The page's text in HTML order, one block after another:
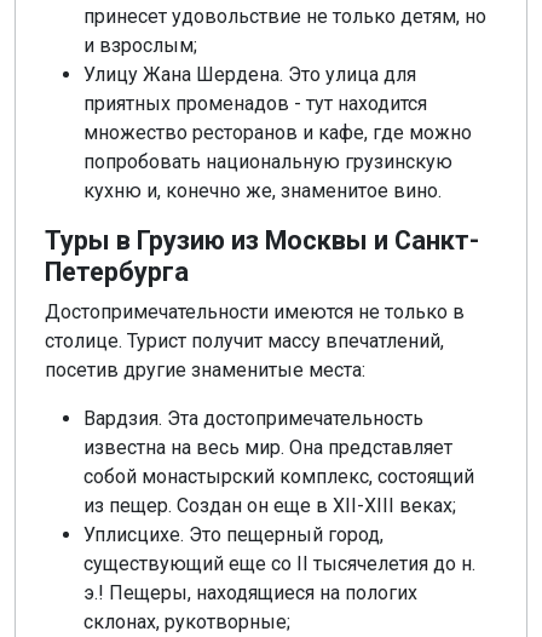
принесет удовольствие не только детям, но
и взрослым;
Улицу Жана Шердена. Это улица для
приятных променадов - тут находится
множество ресторанов и кафе, где можно
попробовать национальную грузинскую
кухню и, конечно же, знаменитое вино.
Туры в Грузию из Москвы и Санкт-
Петербурга
Достопримечательности имеются не только в
столице. Турист получит массу впечатлений,
посетив другие знаменитые места:
Вардзия. Эта достопримечательность
известна на весь мир. Она представляет
собой монастырский комплекс, состоящий
из пещер. Создан он еще в XII-XIII веках;
Уплисцихе. Это пещерный город,
существующий еще со II тысячелетия до н.
э.! Пещеры, находящиеся на пологих
склонах, рукотворные;